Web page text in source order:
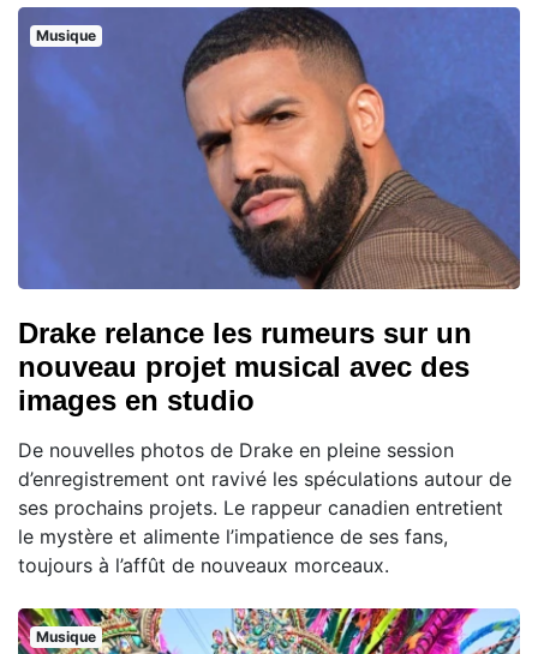
Musique
Drake relance les rumeurs sur un
nouveau projet musical avec des
images en studio
De nouvelles photos de Drake en pleine session
d’enregistrement ont ravivé les spéculations autour de
ses prochains projets. Le rappeur canadien entretient
le mystère et alimente l’impatience de ses fans,
toujours à l’affût de nouveaux morceaux.
Musique